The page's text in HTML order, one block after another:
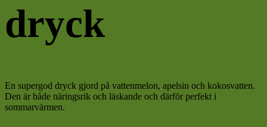
dryck
En supergod dryck gjord på vattenmelon, apelsin och kokosvatten.
Den är både näringsrik och läskande och därför perfekt i
sommarvärmen.